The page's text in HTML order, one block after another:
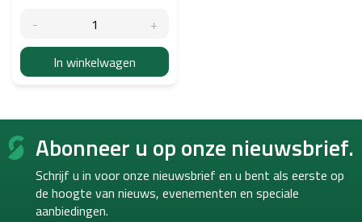
In winkelwagen
F
Abonneer u op onze nieuwsbrief.
Schrijf u in voor onze nieuwsbrief en u bent als eerste op
de hoogte van nieuws, evenementen en speciale
aanbiedingen.